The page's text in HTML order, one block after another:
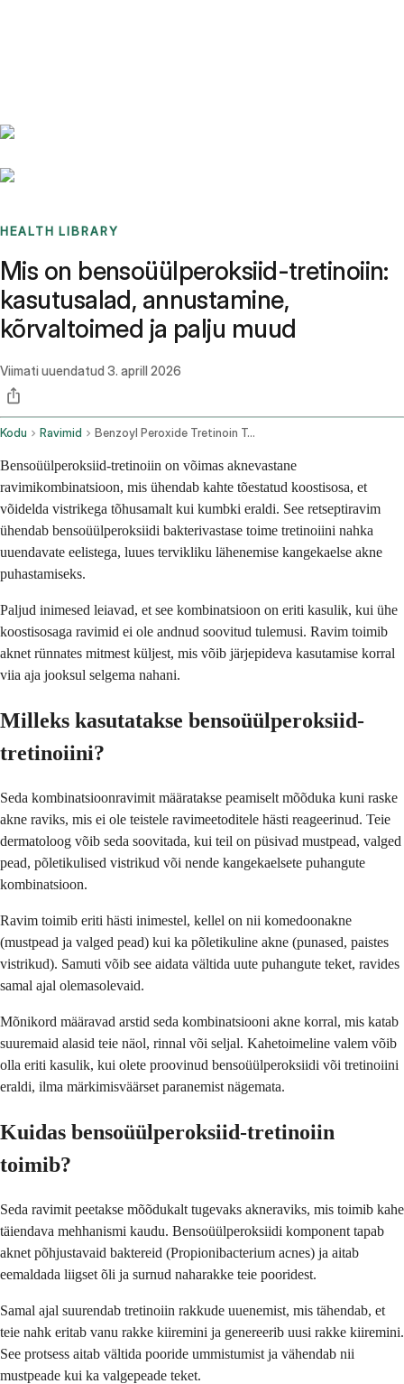
HEALTH LIBRARY
Mis on bensoüülperoksiid-tretinoiin:
kasutusalad, annustamine,
kõrvaltoimed ja palju muud
Viimati uuendatud 3. aprill 2026
Kodu Ravimid Benzoyl Peroxide Tretinoin Topical Application Route
Bensoüülperoksiid-tretinoiin on võimas aknevastane
ravimikombinatsioon, mis ühendab kahte tõestatud koostisosa, et
võidelda vistrikega tõhusamalt kui kumbki eraldi. See retseptiravim
ühendab bensoüülperoksiidi bakterivastase toime tretinoiini nahka
uuendavate eelistega, luues tervikliku lähenemise kangekaelse akne
puhastamiseks.
Paljud inimesed leiavad, et see kombinatsioon on eriti kasulik, kui ühe
koostisosaga ravimid ei ole andnud soovitud tulemusi. Ravim toimib
aknet rünnates mitmest küljest, mis võib järjepideva kasutamise korral
viia aja jooksul selgema nahani.
Milleks kasutatakse bensoüülperoksiid-
tretinoiini?
Seda kombinatsioonravimit määratakse peamiselt mõõduka kuni raske
akne raviks, mis ei ole teistele ravimeetoditele hästi reageerinud. Teie
dermatoloog võib seda soovitada, kui teil on püsivad mustpead, valged
pead, põletikulised vistrikud või nende kangekaelsete puhangute
kombinatsioon.
Ravim toimib eriti hästi inimestel, kellel on nii komedoonakne
(mustpead ja valged pead) kui ka põletikuline akne (punased, paistes
vistrikud). Samuti võib see aidata vältida uute puhangute teket, ravides
samal ajal olemasolevaid.
Mõnikord määravad arstid seda kombinatsiooni akne korral, mis katab
suuremaid alasid teie näol, rinnal või seljal. Kahetoimeline valem võib
olla eriti kasulik, kui olete proovinud bensoüülperoksiidi või tretinoiini
eraldi, ilma märkimisväärset paranemist nägemata.
Kuidas bensoüülperoksiid-tretinoiin
toimib?
Seda ravimit peetakse mõõdukalt tugevaks akneraviks, mis toimib kahe
täiendava mehhanismi kaudu. Bensoüülperoksiidi komponent tapab
aknet põhjustavaid baktereid (Propionibacterium acnes) ja aitab
eemaldada liigset õli ja surnud naharakke teie pooridest.
Samal ajal suurendab tretinoiin rakkude uuenemist, mis tähendab, et
teie nahk eritab vanu rakke kiiremini ja genereerib uusi rakke kiiremini.
See protsess aitab vältida pooride ummistumist ja vähendab nii
mustpeade kui ka valgepeade teket.